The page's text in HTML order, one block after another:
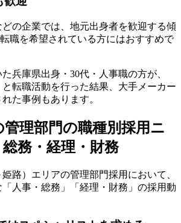
の企業では、地元出身者を歓迎する傾
職を希望されている方にはおすすめで
兵庫県出身・30代・人事職の方が、
と転職活動を行った結果、大手メーカー
た事例もあります。
理部門の職種別採用ニ
務・経理・財務
路）エリアの管理部門採用において、
人事・総務」「経理・財務」の採用動